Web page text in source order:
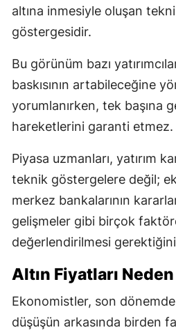
altına inmesiyle oluşan
göstergesidir.
Bu görünüm bazı
baskısının artabileceğine
yorumlanırken, tek başına
hareketlerini garanti etmez.
Piyasa uzmanları, yatırım
teknik göstergelere değil;
merkez bankalarının
gelişmeler gibi birçok
değerlendirilmesi
Altın Fiyatları
Ekonomistler, son
düşüşün arkasında birden